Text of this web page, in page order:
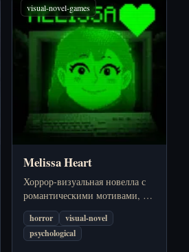
visual-novel-games
Melissa Heart
Хоррор-визуальная новелла с
романтическими мотивами, где
поиск любви через странную
игру знакомств быстро
становится небезопасным.
horror
visual-novel
psychological